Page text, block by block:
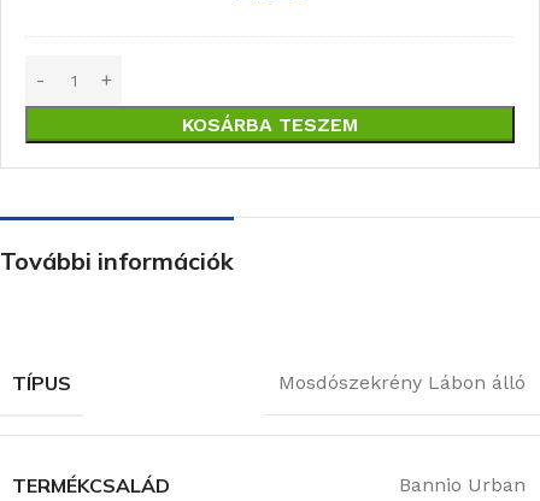
KOSÁRBA TESZEM
További információk
TÍPUS Mosdószekrény Lábon álló
TERMÉKCSALÁD Bannio Urban